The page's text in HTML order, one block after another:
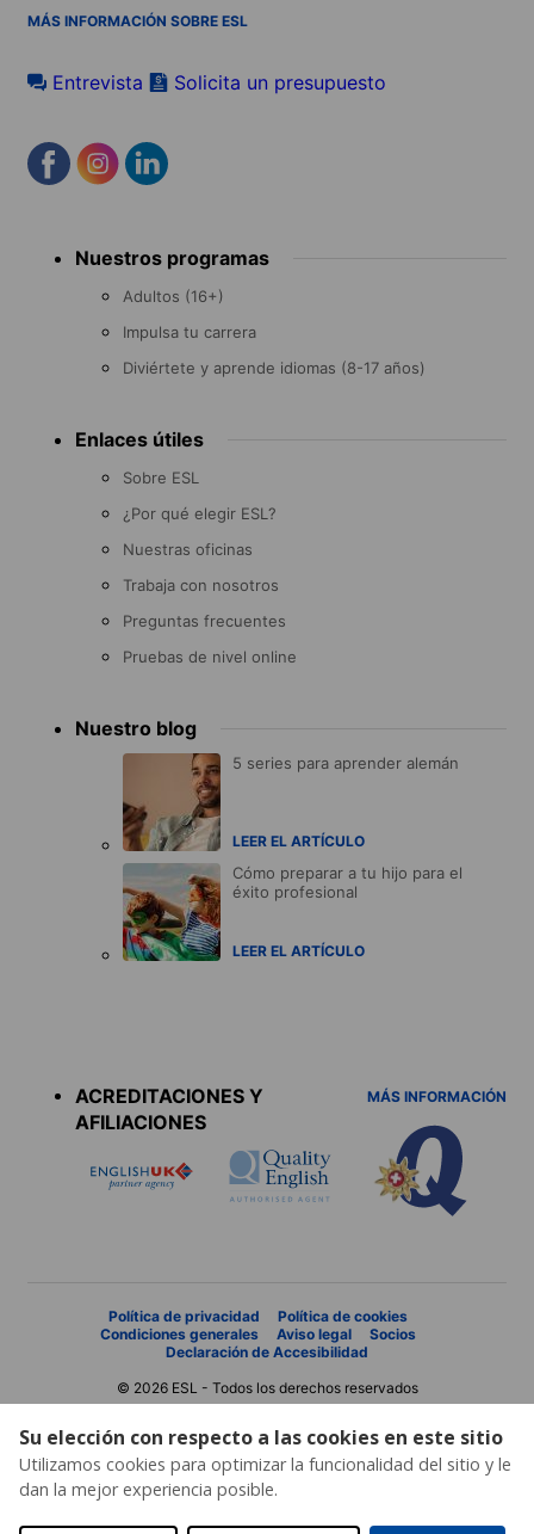
Su elección con respecto a las cookies en este sitio
Utilizamos cookies para optimizar la funcionalidad del sitio y le
dan la mejor experiencia posible.
MÁS INFORMACIÓN SOBRE ESL
Entrevista Solicita un presupuesto
menu Nuestros programas
Adultos (16+)
Impulsa tu carrera
Diviértete y aprende idiomas (8-17 años)
Enlaces útiles
Sobre ESL
¿Por qué elegir ESL?
Nuestras oficinas
Trabaja con nosotros
Preguntas frecuentes
Pruebas de nivel online
Nuestro blog
5 series para aprender alemán
LEER EL ARTÍCULO
Cómo preparar a tu hijo para el
éxito profesional
LEER EL ARTÍCULO
ACREDITACIONES Y
AFILIACIONES
MÁS INFORMACIÓN
Política de privacidad
Política de cookies
Condiciones generales
Aviso legal
Socios
Declaración de Accesibilidad
© 2026 ESL - Todos los derechos reservados